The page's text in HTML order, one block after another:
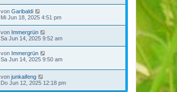
von Garibaldi
Mi Jun 18, 2025 4:51 pm
von Immergrün
Sa Jun 14, 2025 9:52 am
von Immergrün
Sa Jun 14, 2025 9:50 am
von junkaifeng
Do Jun 12, 2025 12:18 pm